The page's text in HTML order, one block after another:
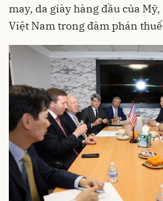
may, da giày hàng đầu của
Việt Nam trong đàm phán